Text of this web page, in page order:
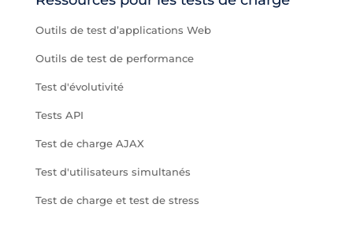
Outils de test d’applications Web
Outils de test de performance
Test d'évolutivité
Tests API
Test de charge AJAX
Test d'utilisateurs simultanés
Test de charge et test de stress